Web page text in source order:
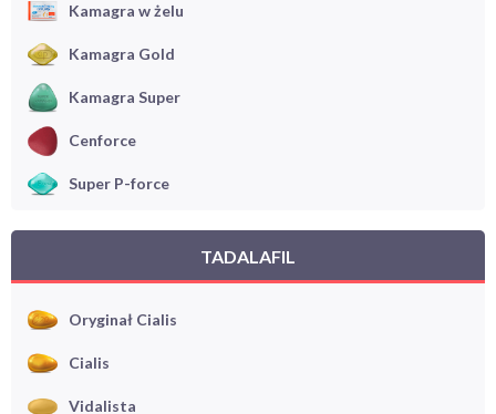
Kamagra w żelu
Kamagra Gold
Kamagra Super
Cenforce
Super P-force
TADALAFIL
Oryginał Cialis
Cialis
Vidalista